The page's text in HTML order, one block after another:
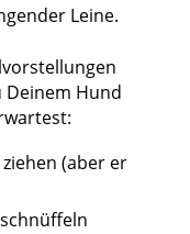
Leine.
Deinem Hund
(aber er